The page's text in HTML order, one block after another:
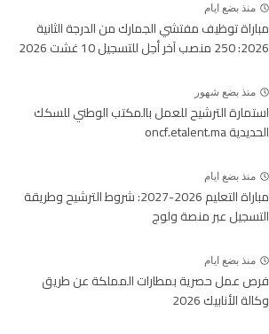
منذ بضع ايام
مباراة توظيف مفتشي الجمارك من الدرجة الثانية
2026: 250 منصب آخر أجل للتسجيل 10 غشت 2026
منذ بضع شهور
استمارة الترشيح للعمل بالمكتب الوطني للسكك
الحديدية oncf.etalent.ma
منذ بضع ايام
مباراة التعليم 2026-2027: شروط الترشيح وطريقة
التسجيل عبر منصة ولوج
منذ بضع ايام
فرص عمل حصرية بمطارات المملكة عن طريق
وكالة الأنابيك 2026